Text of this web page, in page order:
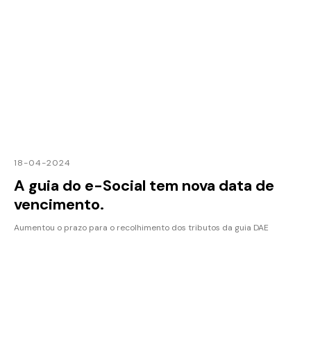
18-04-2024
A guia do e-Social tem nova data de
vencimento.
Aumentou o prazo para o recolhimento dos tributos da guia DAE